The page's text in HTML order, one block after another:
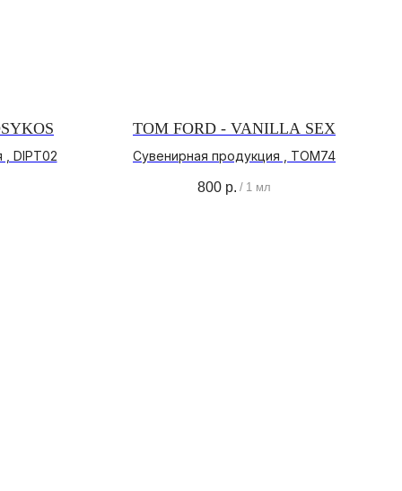
, DIPT02
TOM FORD - VANILLA SEX
Сувенирная продукция , TOM74
800 р. / 1 мл